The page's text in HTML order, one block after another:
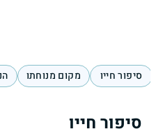
סיפור חייו מקום מנוחתו
סיפור חייו